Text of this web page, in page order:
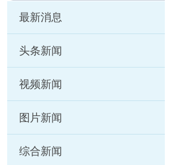
最新消息
头条新闻
视频新闻
图片新闻
综合新闻